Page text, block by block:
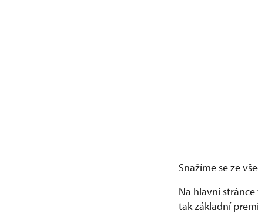
Snažíme se ze
Na hlavní
tak základní